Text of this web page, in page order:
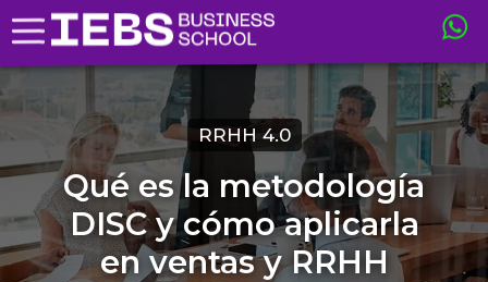
RRHH 4.0
Qué es la metodología
DISC y cómo aplicarla
en ventas y RRHH